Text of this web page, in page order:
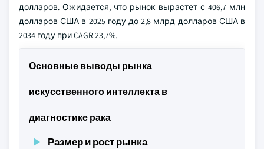
долларов. Ожидается, что рынок вырастет с 406,7 млн
долларов США в 2025 году до 2,8 млрд долларов США в
2034 году при CAGR 23,7%.
Основные выводы рынка
искусственного интеллекта в
диагностике рака
Размер и рост рынка